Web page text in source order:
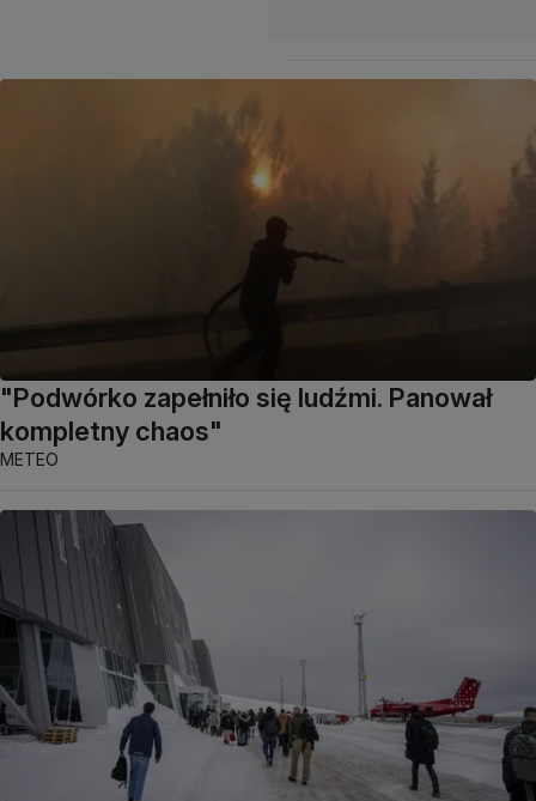
"Podwórko zapełniło się ludźmi. Panował
kompletny chaos"
METEO